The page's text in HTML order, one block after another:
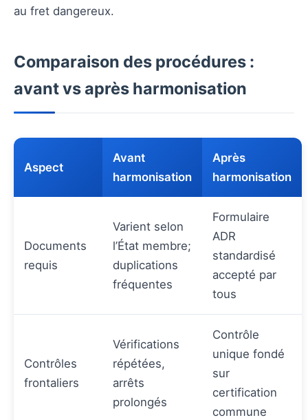
au fret dangereux.
Comparaison des procédures :
avant vs après harmonisation
Aspect
Avant
harmonisation
Après
harmonisation
Documents
requis
Varient selon
l’État membre;
duplications
fréquentes
Formulaire
ADR
standardisé
accepté par
tous
Contrôles
frontaliers
Vérifications
répétées,
arrêts
prolongés
Contrôle
unique fondé
sur
certification
commune